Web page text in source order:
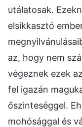
utálatosak.
elsikkasztó
az, hogy nem
végeznek ezek
fel igazán
őszinteséggel.
mohósággal és